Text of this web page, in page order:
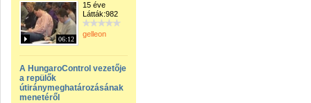
06:12
15 éve
Látták:982
gelleon
A HungaroControl vezetője
a repülők
útiránymeghatározásának
menetéről